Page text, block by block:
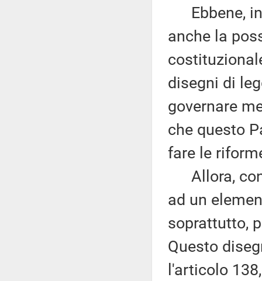
Ebbene, in
anche la
disegni di
governare
che questo
fare le
Allora,
ad un
soprattutto,
Questo
l'articolo